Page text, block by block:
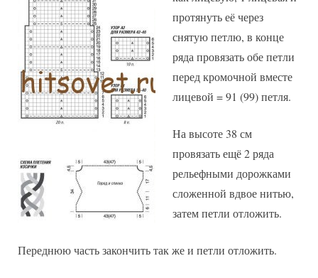
протянуть её через
снятую петлю, в конце
ряда провязать обе петли
перед кромочной вместе
лицевой = 91 (99) петля.
На высоте 38 см
провязать ещё 2 ряда
рельефными дорожками
сложенной вдвое нитью,
затем петли отложить.
Переднюю часть закончить так же и петли отложить.